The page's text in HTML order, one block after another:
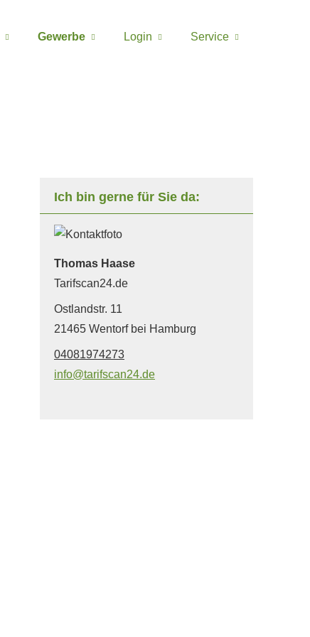
Gewerbe Login Service
Ich bin gerne für Sie da:
Thomas Haase
Tarifscan24.de
Ostlandstr. 11
21465 Wentorf bei Hamburg
04081974273
info@tarifscan24.de